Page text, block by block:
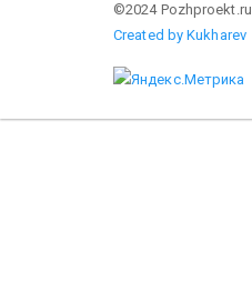
©2024 Pozhproekt.ru
Created by Kukharev